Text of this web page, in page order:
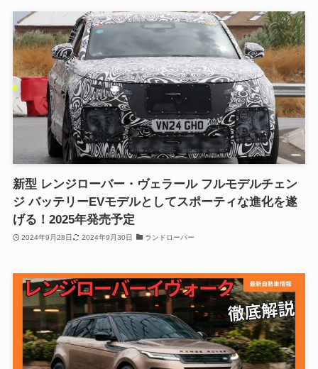
新型 レンジローバー・ヴェラール フルモデルチェン
ジ バッテリーEVモデルとしてスポーティな進化を遂
げる！2025年発売予定
2024年9月28日 2024年9月30日 ランドローバー